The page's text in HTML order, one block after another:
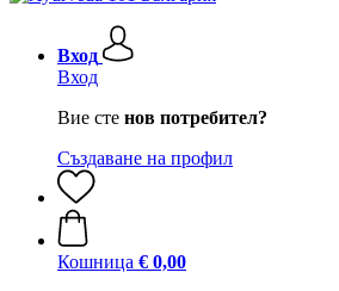
Вход
Вход
Вие сте нов потребител?
Създаване на профил
Кошница € 0,00